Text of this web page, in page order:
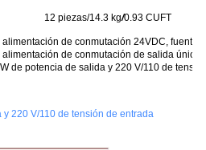
12 piezas/14.3 kg/0.93 CUFT
alimentación de conmutación 24VDC, fuente
alimentación de conmutación de salida única
de potencia de salida y 220 V/110 de
220 V/110 de tensión de entrada